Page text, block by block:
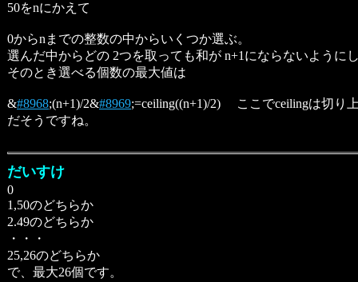
50をnにかえて
0からnまでの整数の中からいくつか選ぶ。
選んだ中からどの 2つを取っても和が n+1にならないように
そのとき選べる個数の最大値は
&#8968;(n+1)/2&#8969;=ceiling((n+1)/2) ここでceilingは切り
だそうですね。
だいすけ
0
1,50のどちらか
2.49のどちらか
・・・
25,26のどちらか
で、最大26個です。